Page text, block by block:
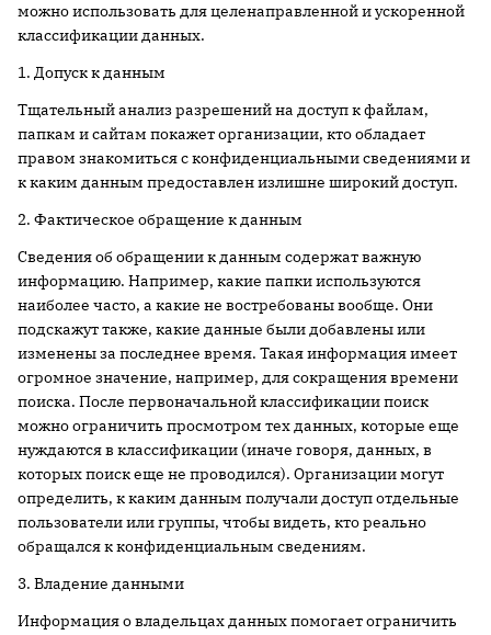
можно использовать для целенаправленной и ускоренной
классификации данных.
1. Допуск к данным
Тщательный анализ разрешений на доступ к файлам,
папкам и сайтам покажет организации, кто обладает
правом знакомиться с конфиденциальными сведениями и
к каким данным предоставлен излишне широкий доступ.
2. Фактическое обращение к данным
Сведения об обращении к данным содержат важную
информацию. Например, какие папки используются
наиболее часто, а какие не востребованы вообще. Они
подскажут также, какие данные были добавлены или
изменены за последнее время. Такая информация имеет
огромное значение, например, для сокращения времени
поиска. После первоначальной классификации поиск
можно ограничить просмотром тех данных, которые еще
нуждаются в классификации (иначе говоря, данных, в
которых поиск еще не проводился). Организации могут
определить, к каким данным получали доступ отдельные
пользователи или группы, чтобы видеть, кто реально
обращался к конфиденциальным сведениям.
3. Владение данными
Информация о владельцах данных помогает ограничить